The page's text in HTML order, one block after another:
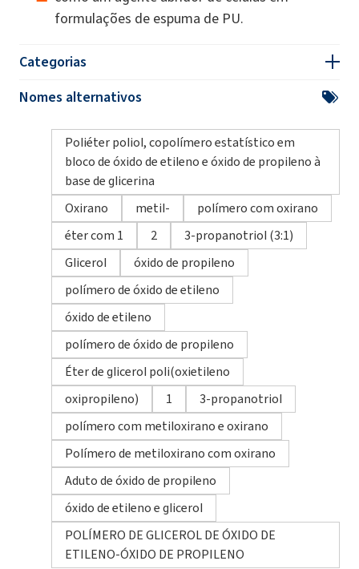
formulações de espuma de PU.
Categorias
Nomes alternativos
Poliéter poliol, copolímero estatístico em
bloco de óxido de etileno e óxido de propileno à
base de glicerina
Oxirano
metil-
polímero com oxirano
éter com 1
2
3-propanotriol (3:1)
Glicerol
óxido de propileno
polímero de óxido de etileno
óxido de etileno
polímero de óxido de propileno
Éter de glicerol poli(oxietileno
oxipropileno)
1
3-propanotriol
polímero com metiloxirano e oxirano
Polímero de metiloxirano com oxirano
Aduto de óxido de propileno
óxido de etileno e glicerol
POLÍMERO DE GLICEROL DE ÓXIDO DE
ETILENO-ÓXIDO DE PROPILENO